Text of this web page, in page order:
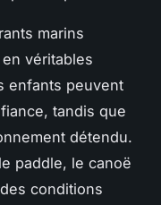
marins
véritables
enfants peuvent
tandis que
détendu.
paddle, le canoë
conditions